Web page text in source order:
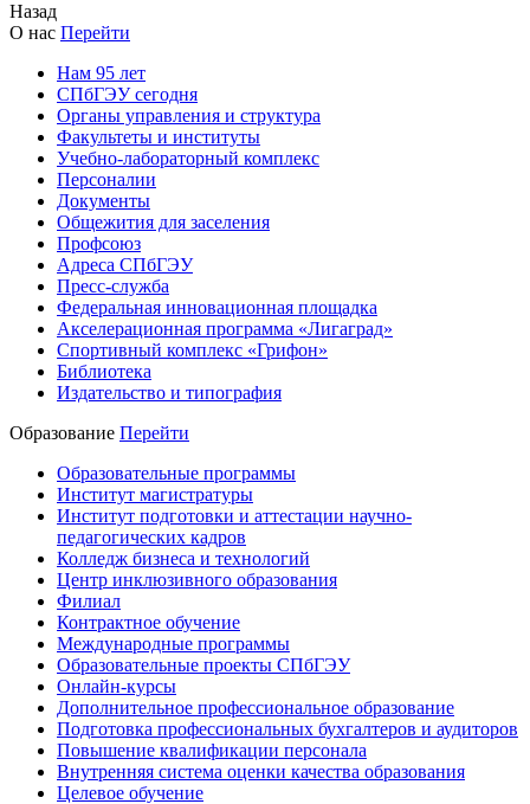
Назад
О нас Перейти
Нам 95 лет
СПбГЭУ сегодня
Органы управления и структура
Факультеты и институты
Учебно-лабораторный комплекс
Персоналии
Документы
Общежития для заселения
Профсоюз
Адреса СПбГЭУ
Пресс-служба
Федеральная инновационная площадка
Акселерационная программа «Лигаград»­­
Спортивный комплекс «Грифон»
Библиотека
Издательство и типография
Образование Перейти
Образовательные программы
Институт магистратуры
Институт подготовки и аттестации научно-
педагогических кадров
Колледж бизнеса и технологий
Центр инклюзивного образования
Филиал
Контрактное обучение
Международные программы
Образовательные проекты СПбГЭУ
Онлайн-курсы
Дополнительное профессиональное образование
Подготовка профессиональных бухгалтеров и аудиторов
Повышение квалификации персонала
Внутренняя система оценки качества образования
Целевое обучение